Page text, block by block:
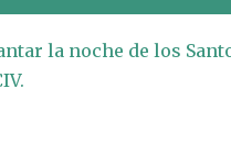
la noche de los